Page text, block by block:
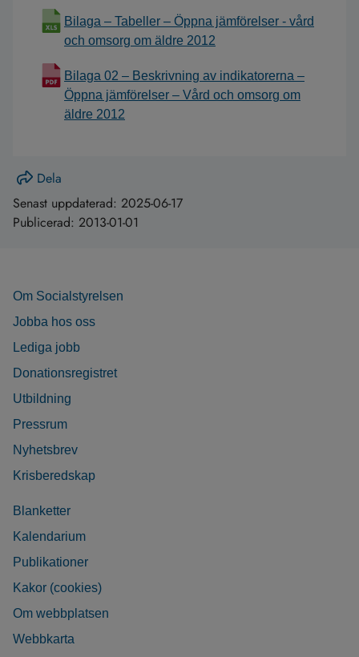
Bilaga – Tabeller – Öppna jämförelser - vård
och omsorg om äldre 2012
Bilaga 02 – Beskrivning av indikatorerna –
Öppna jämförelser – Vård och omsorg om
äldre 2012
Dela
Senast uppdaterad: 2025-06-17
Publicerad: 2013-01-01
Om Socialstyrelsen
Jobba hos oss
Lediga jobb
Donationsregistret
Utbildning
Pressrum
Nyhetsbrev
Krisberedskap
Blanketter
Kalendarium
Publikationer
Kakor (cookies)
Om webbplatsen
Webbkarta